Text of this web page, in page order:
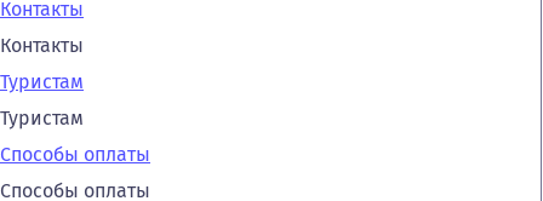
Контакты
Контакты
Туристам
Туристам
Способы оплаты
Способы оплаты